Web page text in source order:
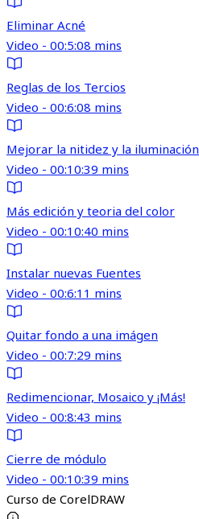
Eliminar Acné
Video - 00:5:08 mins
Reglas de los Tercios
Video - 00:6:08 mins
Mejorar la nitidez y la iluminación
Video - 00:10:39 mins
Más edición y teoria del color
Video - 00:10:40 mins
Instalar nuevas Fuentes
Video - 00:6:11 mins
Quitar fondo a una imágen
Video - 00:7:29 mins
Redimencionar, Mosaico y ¡Más!
Video - 00:8:43 mins
Cierre de módulo
Video - 00:10:39 mins
Curso de CorelDRAW